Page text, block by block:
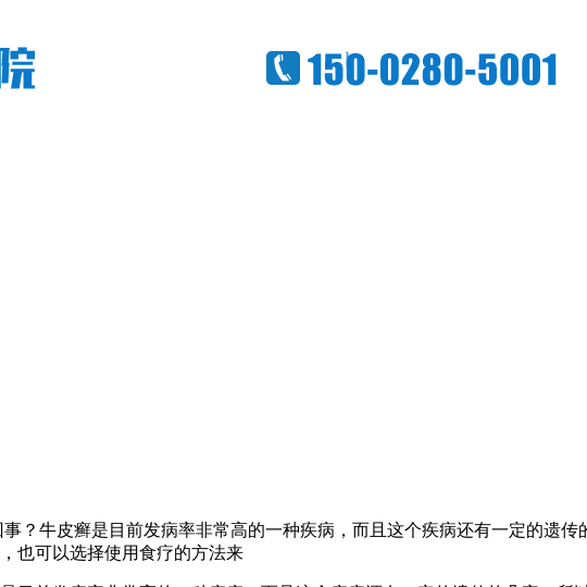
？牛皮癣是目前发病率非常高的一种疾病，而且这个疾病还有一定的遗
也可以选择使用食疗的方法来